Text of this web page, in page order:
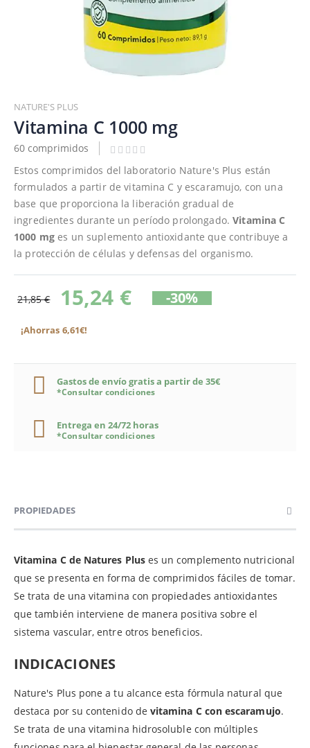
al
comienzo
de
la
galería
imágenes
NATURE'S PLUS
Vitamina C 1000 mg
60 comprimidos
Estos comprimidos del laboratorio Nature's Plus están
formulados a partir de vitamina C y escaramujo, con una
base que proporciona la liberación gradual de
ingredientes durante un período prolongado.Vitamina C
1000 mges un suplemento antioxidante que contribuye a
la protección de células y defensas del organismo.
21,85 € 15,24 € -30%
¡Ahorras 6,61€!
Gastos de envío gratis a partir de 35€
*Consultar condiciones
Entrega en 24/72 horas
*Consultar condiciones
PROPIEDADES
Vitamina C de Natures Pluses un complemento nutricional
que se presenta en forma de comprimidos fáciles de tomar.
Se trata de una vitamina con propiedades antioxidantes
que también interviene de manera positiva sobre el
sistema vascular, entre otros beneficios.
INDICACIONES
Nature's Plus pone a tu alcance esta fórmula natural que
destaca por su contenido de vitamina C con escaramujo.
Se trata de una vitamina hidrosoluble con múltiples